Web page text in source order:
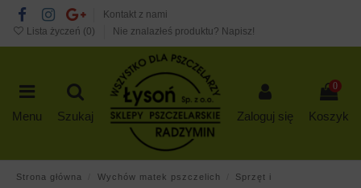
Kontakt z nami
Lista życzeń (0) Nie znalazłeś produktu? Napisz!
Menu Szukaj Zaloguj się
0
Koszyk
Strona główna Wychów matek pszczelich
Sprzęt i